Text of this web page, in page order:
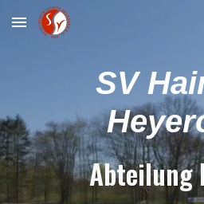
Skip to main content
SV
Abteilung